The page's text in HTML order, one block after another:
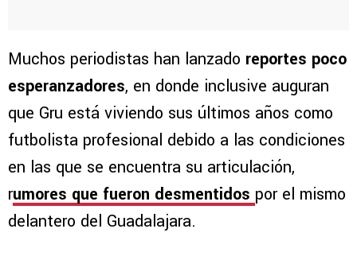
Muchos periodistas han lanzado reportes poco
esperanzadores, en donde inclusive auguran
que Gru está viviendo sus últimos años como
futbolista profesional debido a las condiciones
en las que se encuentra su articulación,
rumores que fueron desmentidos por el mismo
delantero del Guadalajara.